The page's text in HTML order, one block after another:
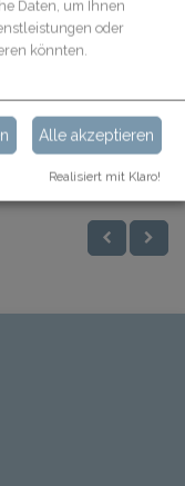
Daten, um Ihnen
oder
könnten.
Alle akzeptieren
Realisiert mit Klaro!